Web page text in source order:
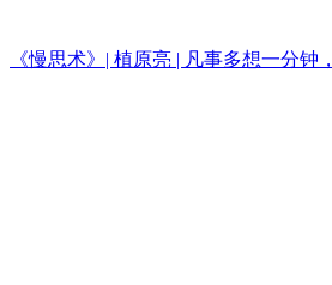
《慢思术》| 植原亮 | 凡事多想一分钟